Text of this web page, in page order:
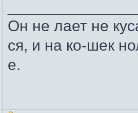
Он не лает не
ся, и на ко-шек
е.